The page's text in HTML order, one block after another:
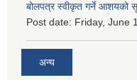
बोलपत्र स्वीकृत गर्ने आशयको
Post date: Friday, June
अन्य